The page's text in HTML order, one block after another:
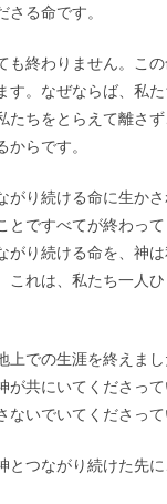
る命です。
も終わりません。こ
す。なぜならば、私
たちをとらえて離さ
らです。
がり続ける命に生か
とですべてが終わっ
がり続ける命を、神
これは、私たち一人
上での生涯を終えま
が共にいてくださっ
ないでいてくださって
とつながり続けた先